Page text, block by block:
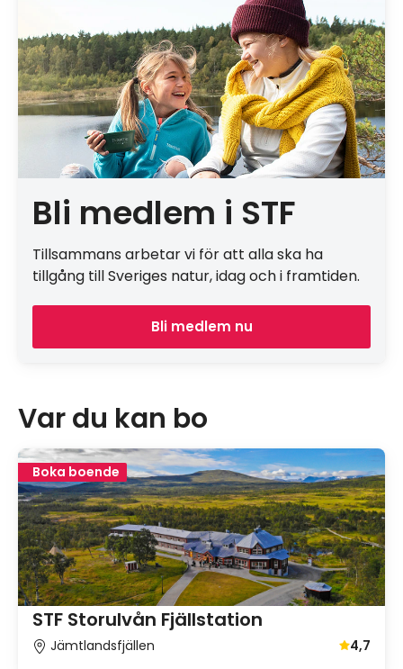
Bli medlem i STF
Tillsammans arbetar vi för att alla ska ha
tillgång till Sveriges natur, idag och i framtiden.
Bli medlem nu
Var du kan bo
STF Storulvån Fjällstation
Jämtlandsfjällen 4,7
Boka boende